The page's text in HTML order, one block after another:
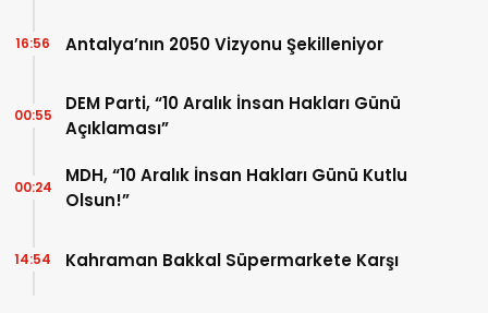
Antalya’nın 2050 Vizyonu Şekilleniyor
16:56
DEM Parti, “10 Aralık İnsan Hakları Günü
Açıklaması”
00:55
MDH, “10 Aralık İnsan Hakları Günü Kutlu
Olsun!”
00:24
Kahraman Bakkal Süpermarkete Karşı
14:54